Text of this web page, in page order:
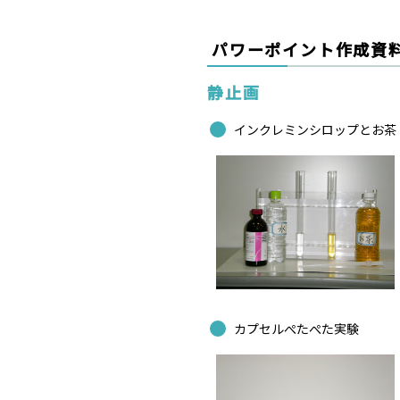
パワーポイント作成資
静止画
インクレミンシロップとお茶
カプセルぺたぺた実験